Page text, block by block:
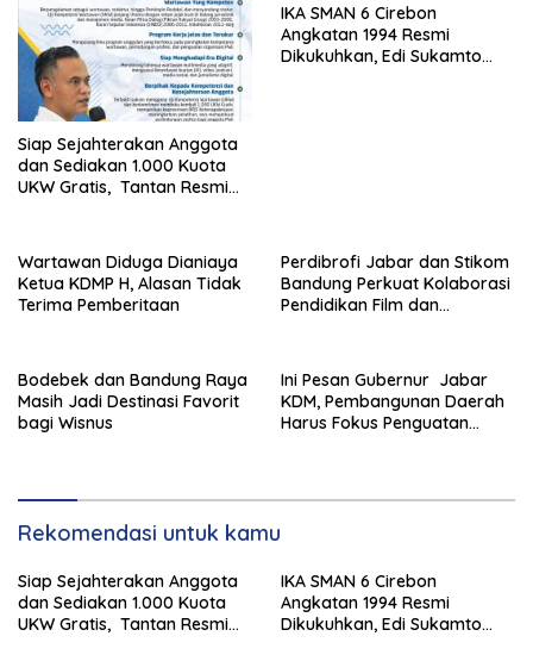
Siap Sejahterakan Anggota
dan Sediakan 1.000 Kuota
UKW Gratis, Tantan Resmi
IKA SMAN 6 Cirebon
Angkatan 1994 Resmi
Dikukuhkan, Edi Sukamto
Wartawan Diduga Dianiaya
Ketua KDMP H, Alasan Tidak
Terima Pemberitaan
Perdibrofi Jabar dan Stikom
Bandung Perkuat Kolaborasi
Pendidikan Film dan
Bodebek dan Bandung Raya
Masih Jadi Destinasi Favorit
bagi Wisnus
Ini Pesan Gubernur Jabar
KDM, Pembangunan Daerah
Harus Fokus Penguatan
Rekomendasi untuk kamu
Siap Sejahterakan Anggota
dan Sediakan 1.000 Kuota
UKW Gratis, Tantan Resmi
IKA SMAN 6 Cirebon
Angkatan 1994 Resmi
Dikukuhkan, Edi Sukamto